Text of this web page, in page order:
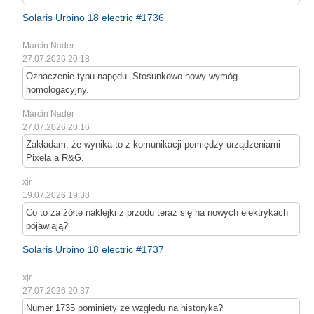
Solaris Urbino 18 electric #1736
Marcin Nader
27.07.2026 20:18
Oznaczenie typu napędu. Stosunkowo nowy wymóg
homologacyjny.
Marcin Nader
27.07.2026 20:16
Zakładam, że wynika to z komunikacji pomiędzy urządzeniami
Pixela a R&G.
xjr
19.07.2026 19:38
Co to za żółte naklejki z przodu teraz się na nowych elektrykach
pojawiają?
Solaris Urbino 18 electric #1737
xjr
27.07.2026 20:37
Numer 1735 pominięty ze względu na historyka?